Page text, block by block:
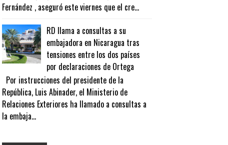
Fernández , aseguró este viernes que el cre...
RD llama a consultas a su
embajadora en Nicaragua tras
tensiones entre los dos países
por declaraciones de Ortega
Por instrucciones del presidente de la
República, Luis Abinader, el Ministerio de
Relaciones Exteriores ha llamado a consultas a
la embaja...